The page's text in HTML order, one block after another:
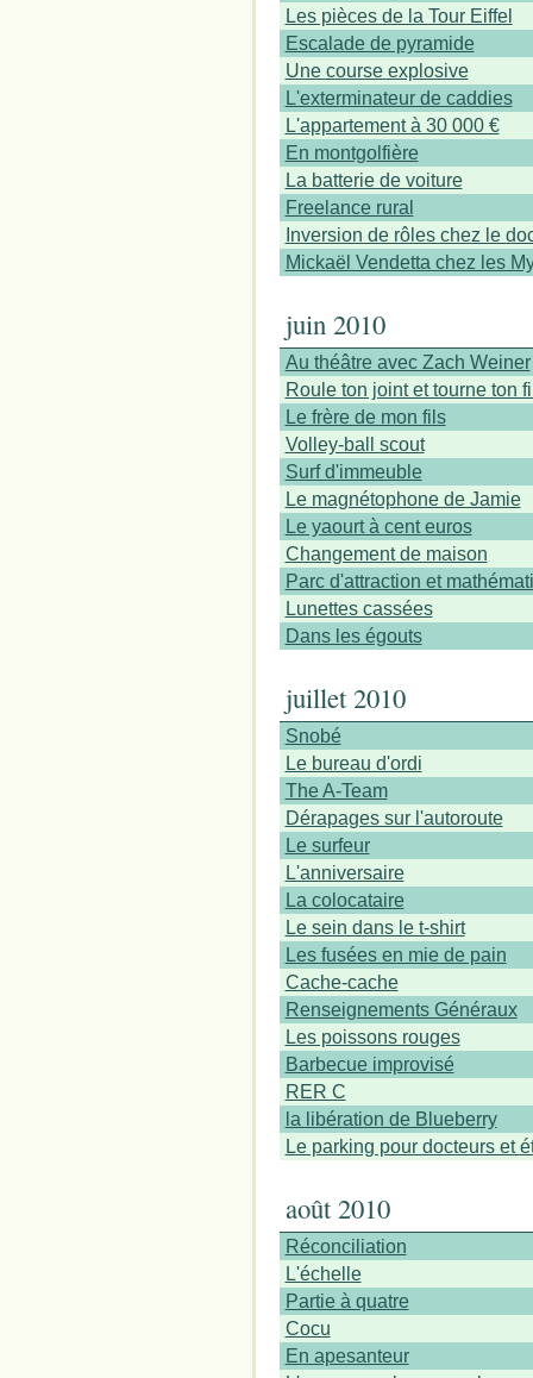
Les pièces de la Tour Eiffel
Escalade de pyramide
Une course explosive
L'exterminateur de caddies
L'appartement à 30 000 €
En montgolfière
La batterie de voiture
Freelance rural
Inversion de rôles chez le
Mickaël Vendetta chez les
juin 2010
Au théâtre avec Zach Weiner
Roule ton joint et tourne ton
Le frère de mon fils
Volley-ball scout
Surf d'immeuble
Le magnétophone de Jamie
Le yaourt à cent euros
Changement de maison
Parc d'attraction et
Lunettes cassées
Dans les égouts
juillet 2010
Snobé
Le bureau d'ordi
The A-Team
Dérapages sur l'autoroute
Le surfeur
L'anniversaire
La colocataire
Le sein dans le t-shirt
Les fusées en mie de pain
Cache-cache
Renseignements Généraux
Les poissons rouges
Barbecue improvisé
RER C
la libération de Blueberry
Le parking pour docteurs et
août 2010
Réconciliation
L'échelle
Partie à quatre
Cocu
En apesanteur